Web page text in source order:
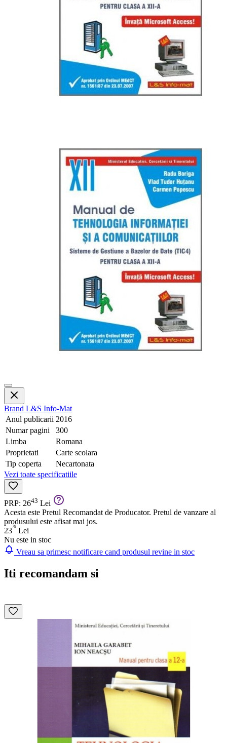
Brand L&S Info-Mat
Anul publicarii 2016
Numar pagini
300
Limba
Romana
Proprietati
Carte scolara
Tip coperta
Necartonata
Vezi toate specificatiile
PRP: 2643 Lei
Acesta este Pretul Recomandat de Producator. Pretul de vanzare al
produsului este afisat mai jos.
2379 Lei
Nu este in stoc
Vreau sa primesc notificare cand produsul revine in stoc
Iti recomandam si